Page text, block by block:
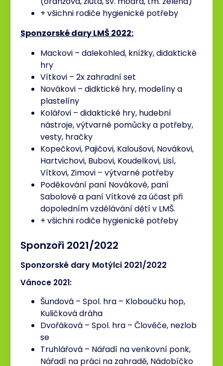
+ všichni rodiče hygienické potřeby
Sponzorské dary LMŠ 2022:
Mackovi – dalekohled, knížky, didaktické
hry
Vítkovi – 2x zahradní set
Novákovi – didktické hry, modelíny a
plastelíny
Kolářovi – didaktické hry, hudební
nástroje, výtvarné pomůcky a potřeby,
vesty, hračky
Kopečkovi, Pajičovi, Kaloušovi, Novákovi,
Hartvichovi, Bubovi, Koudelkovi, Lisí,
Vítkovi, Zimovi – výtvarné potřeby
Poděkování paní Novákové, paní
Sabolové a paní Vítkové za účast při
dopoledním vzdělávání dětí v LMŠ.
+ všichni rodiče hygienické potřeby
Sponzoři 2021/2022
Sponzorské dary Motýlci 2021/2022
Vánoce 2021:
Šundová – Spol. hra – Kloboučku hop,
Kuličková dráha
Dvořáková – Spol. hra – Člověče, nezlob
se
Truhlářová – Nářadí na venkovní ponk,
Nářadí na práci na zahradě, Nádobíčko